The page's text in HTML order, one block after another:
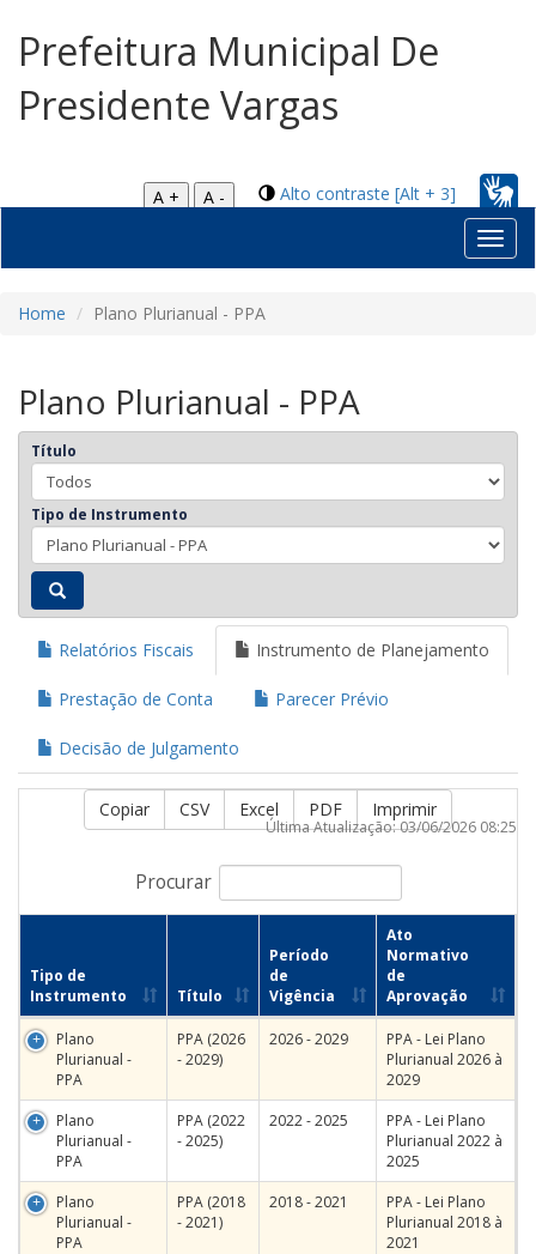
Prefeitura Municipal De
Presidente Vargas
Alto contraste [Alt + 3]
A +
A -
Home Plano Plurianual - PPA
Plano Plurianual - PPA
Título
Tipo de Instrumento
Relatórios Fiscais Instrumento de Planejamento
Prestação de Conta Parecer Prévio
Decisão de Julgamento
Copiar CSV Excel PDF Imprimir
Procurar
Última Atualização: 03/06/2026 08:25
Tipo de
Instrumento
Título
Período
de
Vigência
Ato
Normativo
de
Aprovação
Plano
Plurianual -
PPA
PPA (2026
- 2029)
2026 - 2029
PPA - Lei Plano
Plurianual 2026 à
2029
Plano
Plurianual -
PPA
PPA (2022
- 2025)
2022 - 2025
PPA - Lei Plano
Plurianual 2022 à
2025
Plano
Plurianual -
PPA
PPA (2018
- 2021)
2018 - 2021
PPA - Lei Plano
Plurianual 2018 à
2021